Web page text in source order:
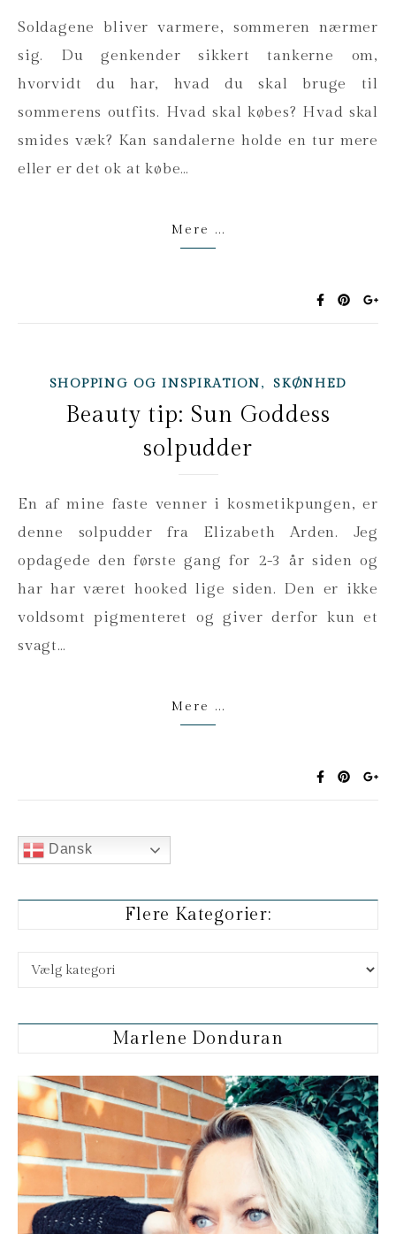
Soldagene bliver varmere, sommeren nærmer
sig. Du genkender sikkert tankerne om,
hvorvidt du har, hvad du skal bruge til
sommerens outfits. Hvad skal købes? Hvad skal
smides væk? Kan sandalerne holde en tur mere
eller er det ok at købe…
Mere ...
SHOPPING OG INSPIRATION,SKØNHED
Beauty tip: Sun Goddess
solpudder
En af mine faste venner i kosmetikpungen, er
denne solpudder fra Elizabeth Arden. Jeg
opdagede den første gang for 2-3 år siden og
har har været hooked lige siden. Den er ikke
voldsomt pigmenteret og giver derfor kun et
svagt…
Mere ...
Dansk
Flere Kategorier:
Flere kategorier:
Marlene Donduran